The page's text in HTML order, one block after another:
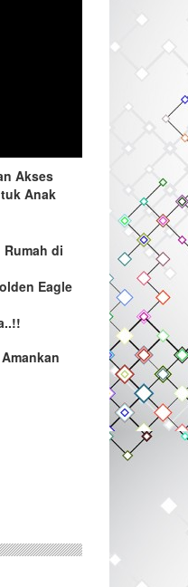
Akses
Anak
di
Eagle